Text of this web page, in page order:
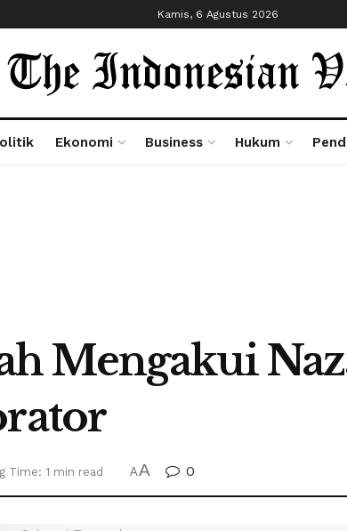
Kamis, 6 Agustus 2026
Ekonomi Business Hukum
Mengakui
Time: 1 min read AA 0